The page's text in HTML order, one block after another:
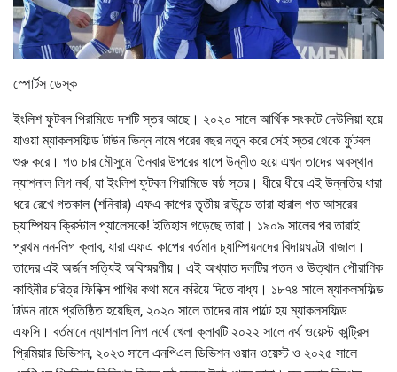
স্পোর্টস ডেস্ক
ইংলিশ ফুটবল পিরামিডে দশটি স্তর আছে। ২০২০ সালে আর্থিক সংকটে দেউলিয়া হয়ে
যাওয়া ম্যাকলসফিল্ড টাউন ভিন্ন নামে পরের বছর নতুন করে সেই স্তর থেকে ফুটবল
শুরু করে। গত চার মৌসুমে তিনবার উপরের ধাপে উন্নীত হয়ে এখন তাদের অবস্থান
ন্যাশনাল লিগ নর্থ, যা ইংলিশ ফুটবল পিরামিডে ষষ্ঠ স্তর। ধীরে ধীরে এই উন্নতির ধারা
ধরে রেখে গতকাল (শনিবার) এফএ কাপের তৃতীয় রাউন্ডে তারা হারাল গত আসরের
চ্যাম্পিয়ন ক্রিস্টাল প্যালেসকে! ইতিহাস গড়েছে তারা। ১৯০৯ সালের পর তারাই
প্রথম নন-লিগ ক্লাব, যারা এফএ কাপের বর্তমান চ্যাম্পিয়নদের বিদায়ঘণ্টা বাজাল।
তাদের এই অর্জন সত্যিই অবিস্মরণীয়। এই অখ্যাত দলটির পতন ও উত্থান পৌরাণিক
কাহিনীর চরিত্র ফিনিক্স পাখির কথা মনে করিয়ে দিতে বাধ্য। ১৮৭৪ সালে ম্যাকলসফিল্ড
টাউন নামে প্রতিষ্ঠিত হয়েছিল, ২০২০ সালে তাদের নাম পাল্টে হয় ম্যাকলসফিল্ড
এফসি। বর্তমানে ন্যাশনাল লিগ নর্থে খেলা ক্লাবটি ২০২২ সালে নর্থ ওয়েস্ট কান্ট্রিস
প্রিমিয়ার ডিভিশন, ২০২৩ সালে এনপিএল ডিভিশন ওয়ান ওয়েস্ট ও ২০২৫ সালে